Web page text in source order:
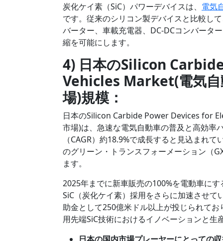
炭化ケイ素（SiC）パワーデバイスは、 電気
です。従来のシリコン製デバイスと比較し
バーター、車載充電器、DC-DCコンバータ
縮を可能にします。
4) 日本のSilicon
Vehicles Market(電気自
場)規模：
日本のSilicon Carbide Power Devices for
市場)は、急速な電気自動車の普及と高効率
（CAGR）約18.9%で成長すると見込まれ
のグリーン・トランスフォーメーション（
ます。
2025年までに新車販売の100%を電動車に
SiC（炭化ケイ素）採用をさらに加速させ
助金として250億米ドル以上が投じられて
用先端SiC技術におけるイノベーションと